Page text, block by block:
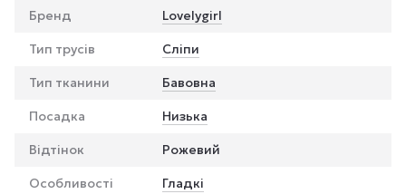
Бренд Lovelygirl
Тип трусів Сліпи
Тип тканини Бавовна
Посадка Низька
Відтінок Рожевий
Особливості Гладкі